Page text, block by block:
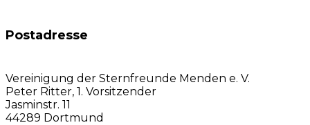
Postadresse
Vereinigung der Sternfreunde Menden e. V.
Peter Ritter, 1. Vorsitzender
Jasminstr. 11
44289 Dortmund